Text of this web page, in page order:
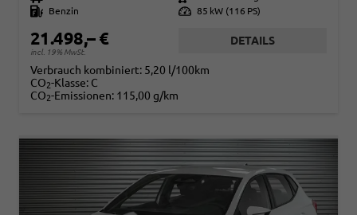
Kraftstoff
Benzin Leistung 85 kW (116 PS)
21.498,– €
incl. 19% MwSt.
DETAILS
Verbrauch kombiniert: 5,20 l/100km
CO2-Klasse: C
CO2-Emissionen: 115,00 g/km